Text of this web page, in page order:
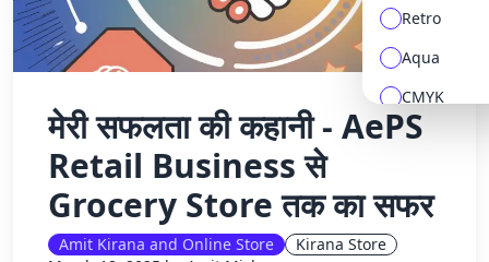
Retro
Aqua
CMYK
Lemonade
Synthwave
मेरी सफलता की कहानी - AePS
Retail Business से
Grocery Store तक का सफर
Amit Kirana and Online Store
Kirana Store